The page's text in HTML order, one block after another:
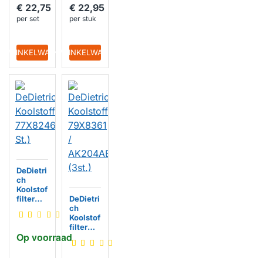
€ 22,75
per set
WINKELWAGEN
€ 22,95
per stuk
IN WINKELWAGEN
Op voorraad
DeDietri
ch
Koolstof
filter
6 (2 St.)
DeDietri
ch
Koolstof
filter
79X836
1 /